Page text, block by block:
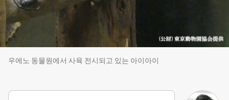
우에노 동물원에서 사육 전시되고 있는 아이아이